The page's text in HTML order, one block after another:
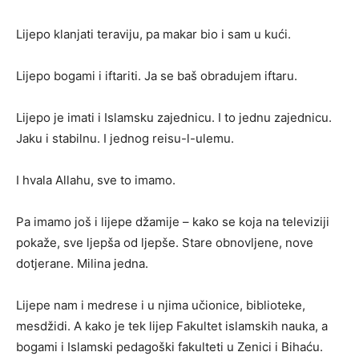
Lijepo klanjati teraviju, pa makar bio i sam u kući.
Lijepo bogami i iftariti. Ja se baš obradujem iftaru.
Lijepo je imati i Islamsku zajednicu. I to jednu zajednicu.
Jaku i stabilnu. I jednog reisu-l-ulemu.
I hvala Allahu, sve to imamo.
Pa imamo još i lijepe džamije – kako se koja na televiziji
pokaže, sve ljepša od ljepše. Stare obnovljene, nove
dotjerane. Milina jedna.
Lijepe nam i medrese i u njima učionice, biblioteke,
mesdžidi. A kako je tek lijep Fakultet islamskih nauka, a
bogami i Islamski pedagoški fakulteti u Zenici i Bihaću.